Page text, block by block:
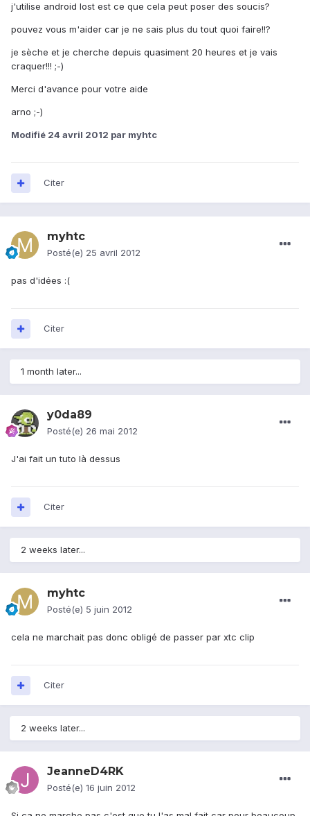
j'utilise android lost est ce que cela peut poser des soucis?
pouvez vous m'aider car je ne sais plus du tout quoi faire!!?
je sèche et je cherche depuis quasiment 20 heures et je vais
craquer!!! ;-)
Merci d'avance pour votre aide
arno ;-)
Modifié 24 avril 2012 par myhtc
Citer
myhtc
Posté(e) 25 avril 2012
pas d'idées :(
Citer
1 month later...
y0da89
Posté(e) 26 mai 2012
J'ai fait un tuto là dessus
Citer
2 weeks later...
myhtc
Posté(e) 5 juin 2012
cela ne marchait pas donc obligé de passer par xtc clip
Citer
2 weeks later...
JeanneD4RK
Posté(e) 16 juin 2012